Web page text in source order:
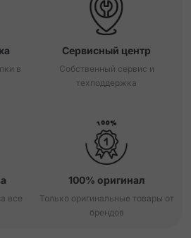
в
Сервисный центр
Собственный сервис и
техподдержка
все
100% оригинал
Только оригинальные товары от
брендов